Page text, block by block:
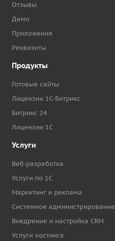
Отзывы
Демо
Приложения
Реквизиты
Продукты
Готовые сайты
Лицензии 1С-Битрикс
Битрикс 24
Лицензии 1С
Услуги
Веб-разработка
Услуги по 1С
Маркетинг и реклама
Системное администрирование
Внедрение и настройка CRM
Услуги хостинга